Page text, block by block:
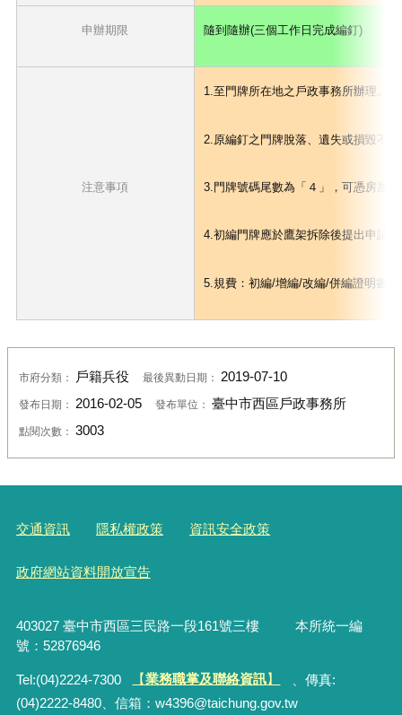
申辦期限 隨到隨辦(三個工作日完成編釘)
注意事項
1.至門牌所在地之戶政事務所辦理。
2.原編釘之門牌脫落、遺失或損毀不
3.門牌號碼尾數為「４」，可憑房屋
4.初編門牌應於鷹架拆除後提出申請
5.規費：初編/增編/改編/併編證明書
市府分類： 戶籍兵役 最後異動日期： 2019-07-10
發布日期： 2016-02-05 發布單位： 臺中市西區戶政事務所
點閱次數： 3003
交通資訊 隱私權政策 資訊安全政策
政府網站資料開放宣告
403027 臺中市西區三民路一段161號三樓 本所統一編
號：52876946
Tel:(04)2224-7300 【業務職掌及聯絡資訊】
、傳真:
(04)2222-8480、 信箱： w4396@taichung.gov.tw